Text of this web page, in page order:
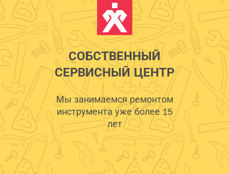
СОБСТВЕННЫЙ
СЕРВИСНЫЙ ЦЕНТР
Мы занимаемся ремонтом
инструмента уже более 15
лет